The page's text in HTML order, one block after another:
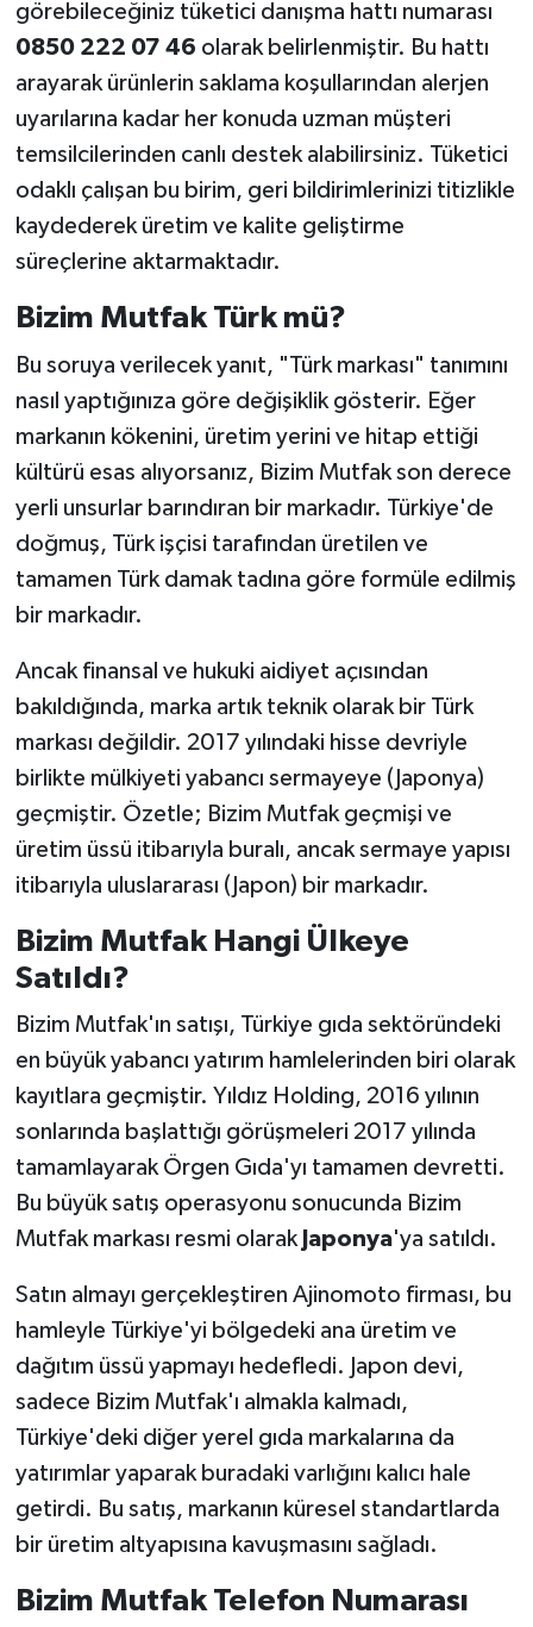
görebileceğiniz tüketici danışma hattı numarası
0850 222 07 46 olarak belirlenmiştir. Bu hattı
arayarak ürünlerin saklama koşullarından alerjen
uyarılarına kadar her konuda uzman müşteri
temsilcilerinden canlı destek alabilirsiniz. Tüketici
odaklı çalışan bu birim, geri bildirimlerinizi titizlikle
kaydederek üretim ve kalite geliştirme
süreçlerine aktarmaktadır.
Bizim Mutfak Türk mü?
Bu soruya verilecek yanıt, "Türk markası" tanımını
nasıl yaptığınıza göre değişiklik gösterir. Eğer
markanın kökenini, üretim yerini ve hitap ettiği
kültürü esas alıyorsanız, Bizim Mutfak son derece
yerli unsurlar barındıran bir markadır. Türkiye'de
doğmuş, Türk işçisi tarafından üretilen ve
tamamen Türk damak tadına göre formüle edilmiş
bir markadır.
Ancak finansal ve hukuki aidiyet açısından
bakıldığında, marka artık teknik olarak bir Türk
markası değildir. 2017 yılındaki hisse devriyle
birlikte mülkiyeti yabancı sermayeye (Japonya)
geçmiştir. Özetle; Bizim Mutfak geçmişi ve
üretim üssü itibarıyla buralı, ancak sermaye yapısı
itibarıyla uluslararası (Japon) bir markadır.
Bizim Mutfak Hangi Ülkeye
Satıldı?
Bizim Mutfak'ın satışı, Türkiye gıda sektöründeki
en büyük yabancı yatırım hamlelerinden biri olarak
kayıtlara geçmiştir. Yıldız Holding, 2016 yılının
sonlarında başlattığı görüşmeleri 2017 yılında
tamamlayarak Örgen Gıda'yı tamamen devretti.
Bu büyük satış operasyonu sonucunda Bizim
Mutfak markası resmi olarak Japonya'ya satıldı.
Satın almayı gerçekleştiren Ajinomoto firması, bu
hamleyle Türkiye'yi bölgedeki ana üretim ve
dağıtım üssü yapmayı hedefledi. Japon devi,
sadece Bizim Mutfak'ı almakla kalmadı,
Türkiye'deki diğer yerel gıda markalarına da
yatırımlar yaparak buradaki varlığını kalıcı hale
getirdi. Bu satış, markanın küresel standartlarda
bir üretim altyapısına kavuşmasını sağladı.
Bizim Mutfak Telefon Numarası